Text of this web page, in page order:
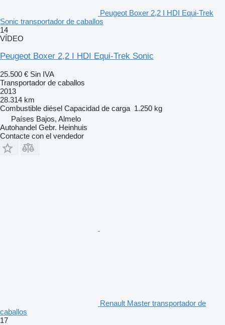
Peugeot Boxer 2,2 I HDI Equi-Trek
Sonic transportador de caballos
14
VÍDEO
Peugeot Boxer 2,2 I HDI Equi-Trek Sonic
25.500 € Sin IVA
Transportador de caballos
2013
28.314 km
Combustible diésel Capacidad de carga 1.250 kg
Países Bajos, Almelo
Autohandel Gebr. Heinhuis
Contacte con el vendedor
Renault Master transportador de
caballos
17